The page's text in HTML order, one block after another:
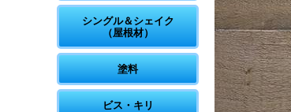
シングル＆シェイク
（屋根材）
塗料
ビス・キリ